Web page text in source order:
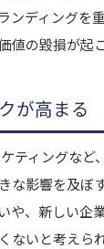
ンディングを
値の毀損が起
が高まる
ティングなど
な影響を及ぼ
や、新しい企
ないと考えられ